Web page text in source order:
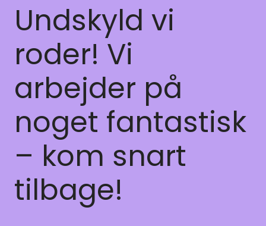
Undskyld vi
roder! Vi
arbejder på
noget fantastisk
– kom snart
tilbage!